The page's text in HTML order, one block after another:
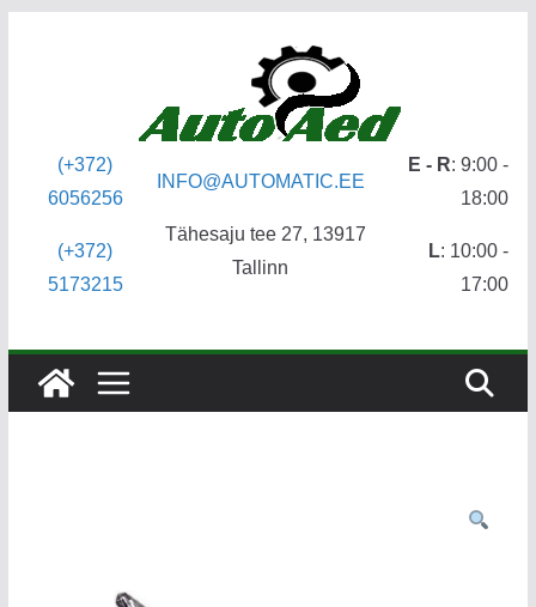
(+372)
6056256
(+372)
5173215
INFO@AUTOMATIC.EE
Tähesaju tee 27, 13917
Tallinn
E - R: 9:00 -
18:00
L: 10:00 -
17:00